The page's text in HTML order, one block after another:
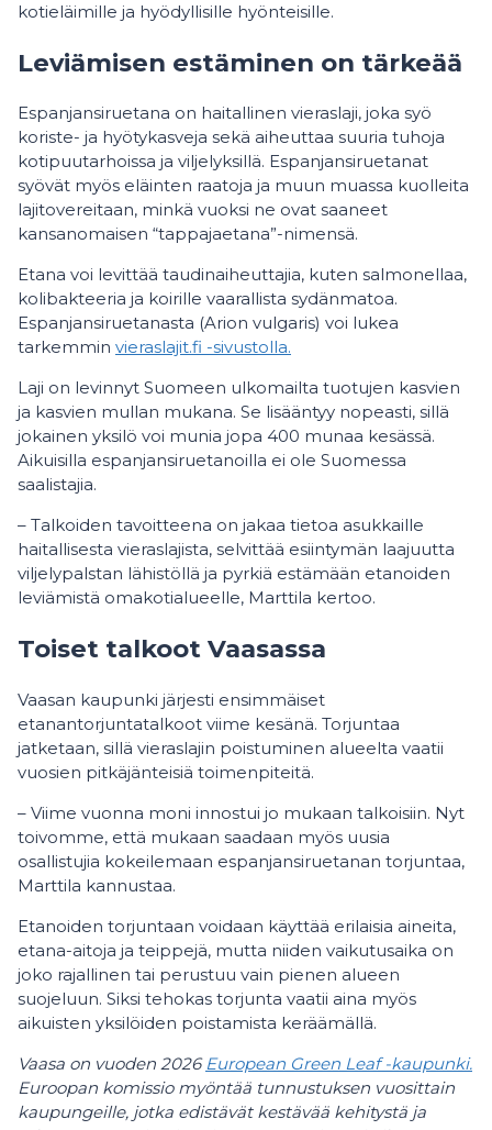
kotieläimille ja hyödyllisille hyönteisille.
Leviämisen estäminen on tärkeää
Espanjansiruetana on haitallinen vieraslaji, joka syö
koriste- ja hyötykasveja sekä aiheuttaa suuria tuhoja
kotipuutarhoissa ja viljelyksillä. Espanjansiruetanat
syövät myös eläinten raatoja ja muun muassa kuolleita
lajitovereitaan, minkä vuoksi ne ovat saaneet
kansanomaisen “tappajaetana”-nimensä.
Etana voi levittää taudinaiheuttajia, kuten salmonellaa,
kolibakteeria ja koirille vaarallista sydänmatoa.
Espanjansiruetanasta (Arion vulgaris) voi lukea
tarkemmin vieraslajit.fi -sivustolla.
Laji on levinnyt Suomeen ulkomailta tuotujen kasvien
ja kasvien mullan mukana. Se lisääntyy nopeasti, sillä
jokainen yksilö voi munia jopa 400 munaa kesässä.
Aikuisilla espanjansiruetanoilla ei ole Suomessa
saalistajia.
– Talkoiden tavoitteena on jakaa tietoa asukkaille
haitallisesta vieraslajista, selvittää esiintymän laajuutta
viljelypalstan lähistöllä ja pyrkiä estämään etanoiden
leviämistä omakotialueelle, Marttila kertoo.
Toiset talkoot Vaasassa
Vaasan kaupunki järjesti ensimmäiset
etanantorjuntatalkoot viime kesänä. Torjuntaa
jatketaan, sillä vieraslajin poistuminen alueelta vaatii
vuosien pitkäjänteisiä toimenpiteitä.
– Viime vuonna moni innostui jo mukaan talkoisiin. Nyt
toivomme, että mukaan saadaan myös uusia
osallistujia kokeilemaan espanjansiruetanan torjuntaa,
Marttila kannustaa.
Etanoiden torjuntaan voidaan käyttää erilaisia aineita,
etana-aitoja ja teippejä, mutta niiden vaikutusaika on
joko rajallinen tai perustuu vain pienen alueen
suojeluun. Siksi tehokas torjunta vaatii aina myös
aikuisten yksilöiden poistamista keräämällä.
Vaasa on vuoden 2026 European Green Leaf -kaupunki.
Euroopan komissio myöntää tunnustuksen vuosittain
kaupungeille, jotka edistävät kestävää kehitystä ja